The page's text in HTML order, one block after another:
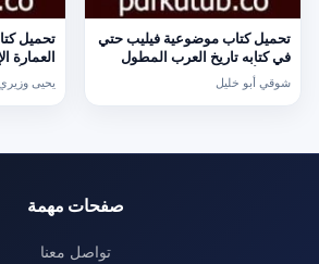
تحميل كتاب موضوعية فيليب حتي
في كتابه تاريخ العرب المطول
PDF تأليف شوقي أبو خليل مجانا
[كامل]
شوقي أبو خليل
تحميل
العمارة
[كامل]
يحيى وزيري
صفحات مهمة
تواصل معنا